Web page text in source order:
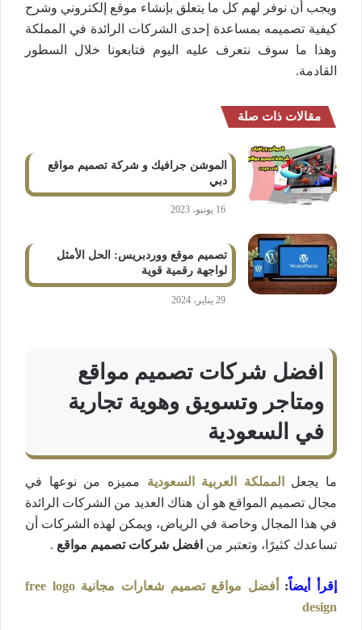
ويجب أن نوفر لهم كل ما يتعلق بإنشاء موقع إلكتروني وشرح
كيفية تصميمه بمساعدة إحدى الشركات الرائدة في المملكة
وهذا ما سوف نتعرف عليه اليوم فتابعونا خلال السطور
القادمة.
مقالات ذات صلة
الموشن جرافيك و شركة تصميم مواقع
دبي
16 يونيو، 2023
تصميم موقع ووردبريس: الحل الأمثل
لواجهة رقمية قوية
29 يناير، 2024
افضل شركات تصميم مواقع
ومتاجر وتسويق وهوية تجارية
في السعودية
ما يجعل المملكة العربية السعودية مميزه من نوعها في
مجال تصميم المواقع هو أن هناك العديد من الشركات الرائدة
في هذا المجال وخاصة في الرياض، ويمكن لهذه الشركات أن
تساعدك كثيرًا، وتعتبر من افضل شركات تصميم مواقع .
إقرأ أيضاً:
أفضل مواقع تصميم شعارات مجانية free logo
design